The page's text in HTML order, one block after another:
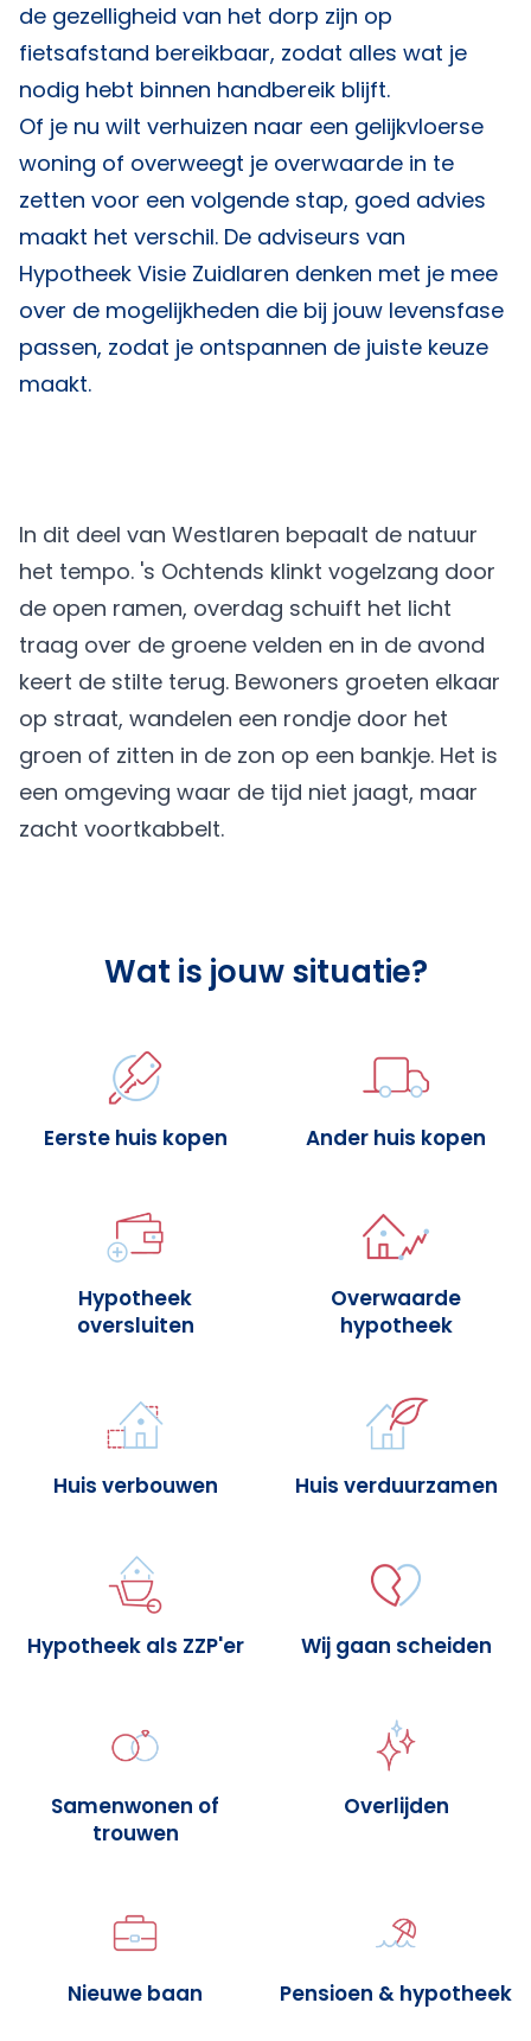
de gezelligheid van het dorp zijn op
fietsafstand bereikbaar, zodat alles wat je
nodig hebt binnen handbereik blijft.
Of je nu wilt verhuizen naar een gelijkvloerse
woning of overweegt je overwaarde in te
zetten voor een volgende stap, goed advies
maakt het verschil. De adviseurs van
Hypotheek Visie Zuidlaren denken met je mee
over de mogelijkheden die bij jouw levensfase
passen, zodat je ontspannen de juiste keuze
maakt.
In dit deel van Westlaren bepaalt de natuur
het tempo. 's Ochtends klinkt vogelzang door
de open ramen, overdag schuift het licht
traag over de groene velden en in de avond
keert de stilte terug. Bewoners groeten elkaar
op straat, wandelen een rondje door het
groen of zitten in de zon op een bankje. Het is
een omgeving waar de tijd niet jaagt, maar
zacht voortkabbelt.
Wat is jouw situatie?
Eerste huis kopen Ander huis kopen
Hypotheek
oversluiten
Overwaarde
hypotheek
Huis verbouwen Huis verduurzamen
Hypotheek als ZZP'er Wij gaan scheiden
Samenwonen of
trouwen
Overlijden
Nieuwe baan Pensioen & hypotheek